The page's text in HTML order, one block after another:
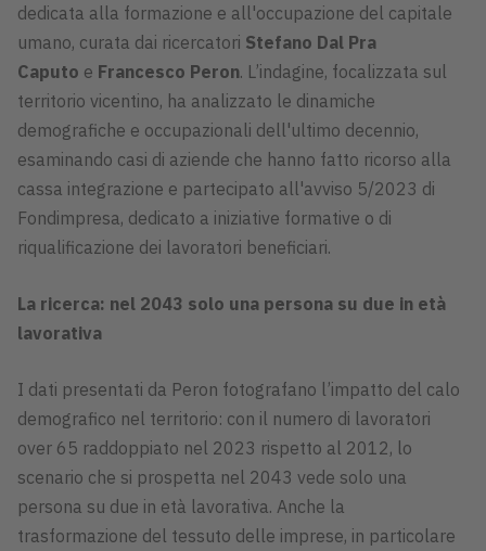
dedicata alla formazione e all'occupazione del capitale
umano, curata dai ricercatori Stefano Dal Pra
Caputo e Francesco Peron. L’indagine, focalizzata sul
territorio vicentino, ha analizzato le dinamiche
demografiche e occupazionali dell'ultimo decennio,
esaminando casi di aziende che hanno fatto ricorso alla
cassa integrazione e partecipato all'avviso 5/2023 di
Fondimpresa, dedicato a iniziative formative o di
riqualificazione dei lavoratori beneficiari.
La ricerca: nel 2043 solo una persona su due in età
lavorativa
I dati presentati da Peron fotografano l’impatto del calo
demografico nel territorio: con il numero di lavoratori
over 65 raddoppiato nel 2023 rispetto al 2012, lo
scenario che si prospetta nel 2043 vede solo una
persona su due in età lavorativa. Anche la
trasformazione del tessuto delle imprese, in particolare